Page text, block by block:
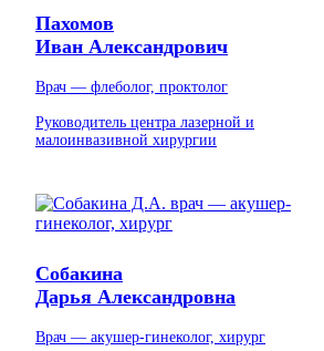
Пахомов
Иван Александрович
Врач — флеболог, проктолог
Руководитель центра лазерной и
малоинвазивной хирургии
Собакина
Дарья Александровна
Врач — акушер-гинеколог, хирург